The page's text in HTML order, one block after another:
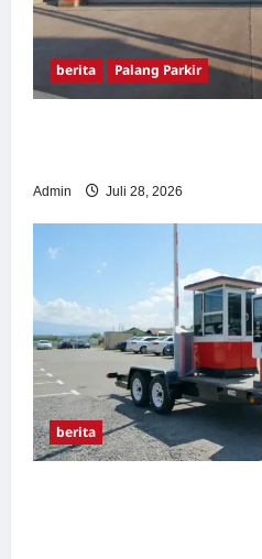
berita Palang Parkir
Admin Juli 28, 2026
berita